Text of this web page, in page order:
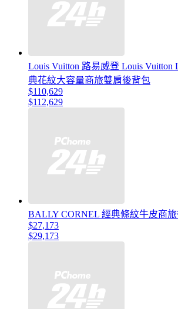
Louis Vuitton 路易威登 Louis Vuitton
典花紋大容量商旅雙肩後背包
$110,629
$112,629
BALLY CORNEL 經典條紋牛皮商
$27,173
$29,173